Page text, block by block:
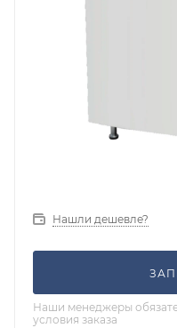
Нашли дешевле?
Наши менеджеры
условия заказа